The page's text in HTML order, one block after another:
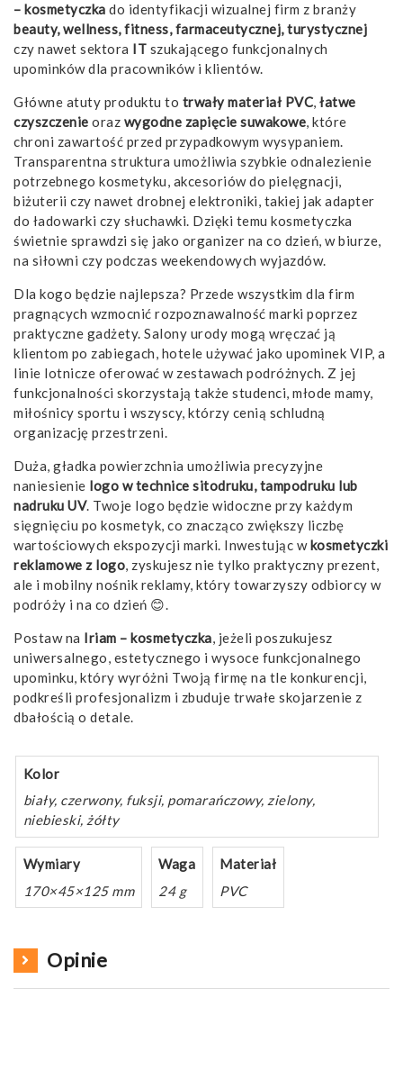
– kosmetyczka do identyfikacji wizualnej firm z branży
beauty, wellness, fitness, farmaceutycznej, turystycznej
czy nawet sektora IT szukającego funkcjonalnych
upominków dla pracowników i klientów.
Główne atuty produktu to trwały materiał PVC, łatwe
czyszczenie oraz wygodne zapięcie suwakowe, które
chroni zawartość przed przypadkowym wysypaniem.
Transparentna struktura umożliwia szybkie odnalezienie
potrzebnego kosmetyku, akcesoriów do pielęgnacji,
biżuterii czy nawet drobnej elektroniki, takiej jak adapter
do ładowarki czy słuchawki. Dzięki temu kosmetyczka
świetnie sprawdzi się jako organizer na co dzień, w biurze,
na siłowni czy podczas weekendowych wyjazdów.
Dla kogo będzie najlepsza? Przede wszystkim dla firm
pragnących wzmocnić rozpoznawalność marki poprzez
praktyczne gadżety. Salony urody mogą wręczać ją
klientom po zabiegach, hotele używać jako upominek VIP, a
linie lotnicze oferować w zestawach podróżnych. Z jej
funkcjonalności skorzystają także studenci, młode mamy,
miłośnicy sportu i wszyscy, którzy cenią schludną
organizację przestrzeni.
Duża, gładka powierzchnia umożliwia precyzyjne
naniesienie logo w technice sitodruku, tampodruku lub
nadruku UV. Twoje logo będzie widoczne przy każdym
sięgnięciu po kosmetyk, co znacząco zwiększy liczbę
wartościowych ekspozycji marki. Inwestując wkosmetyczki
reklamowe z logo, zyskujesz nie tylko praktyczny prezent,
ale i mobilny nośnik reklamy, który towarzyszy odbiorcy w
podróży i na co dzień 😊.
Postaw na Iriam – kosmetyczka, jeżeli poszukujesz
uniwersalnego, estetycznego i wysoce funkcjonalnego
upominku, który wyróżni Twoją firmę na tle konkurencji,
podkreśli profesjonalizm i zbuduje trwałe skojarzenie z
dbałością o detale.
Kolor
biały, czerwony, fuksji, pomarańczowy, zielony,
niebieski, żółty
Wymiary
170×45×125 mm
Waga
24 g
Materiał
PVC
Opinie